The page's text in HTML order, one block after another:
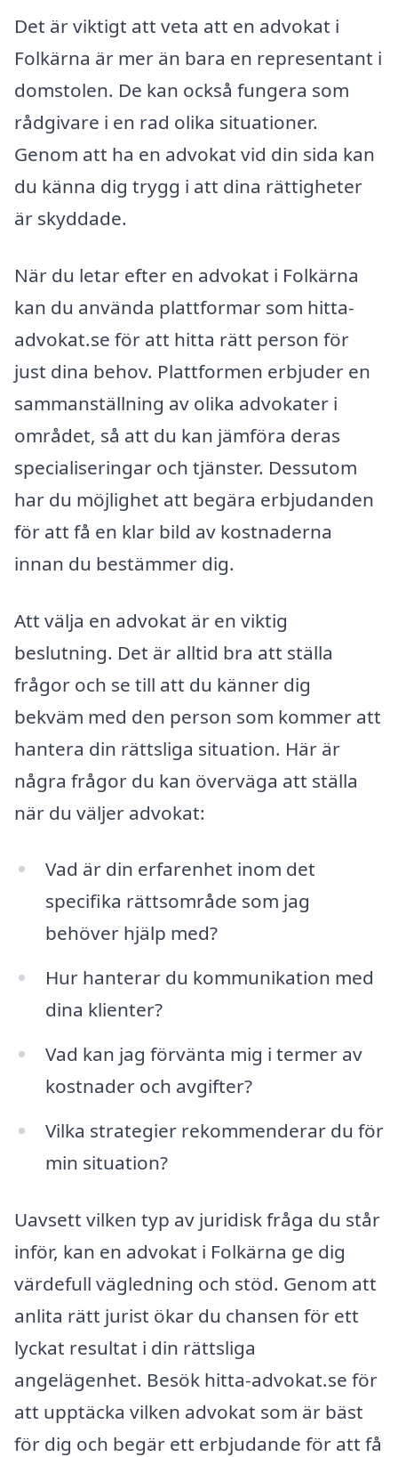
Det är viktigt att veta att en advokat i
Folkärna är mer än bara en representant i
domstolen. De kan också fungera som
rådgivare i en rad olika situationer.
Genom att ha en advokat vid din sida kan
du känna dig trygg i att dina rättigheter
är skyddade.
När du letar efter en advokat i Folkärna
kan du använda plattformar som hitta-
advokat.se för att hitta rätt person för
just dina behov. Plattformen erbjuder en
sammanställning av olika advokater i
området, så att du kan jämföra deras
specialiseringar och tjänster. Dessutom
har du möjlighet att begära erbjudanden
för att få en klar bild av kostnaderna
innan du bestämmer dig.
Att välja en advokat är en viktig
beslutning. Det är alltid bra att ställa
frågor och se till att du känner dig
bekväm med den person som kommer att
hantera din rättsliga situation. Här är
några frågor du kan överväga att ställa
när du väljer advokat:
Vad är din erfarenhet inom det
specifika rättsområde som jag
behöver hjälp med?
Hur hanterar du kommunikation med
dina klienter?
Vad kan jag förvänta mig i termer av
kostnader och avgifter?
Vilka strategier rekommenderar du för
min situation?
Uavsett vilken typ av juridisk fråga du står
inför, kan en advokat i Folkärna ge dig
värdefull vägledning och stöd. Genom att
anlita rätt jurist ökar du chansen för ett
lyckat resultat i din rättsliga
angelägenhet. Besök hitta-advokat.se för
att upptäcka vilken advokat som är bäst
för dig och begär ett erbjudande för att få